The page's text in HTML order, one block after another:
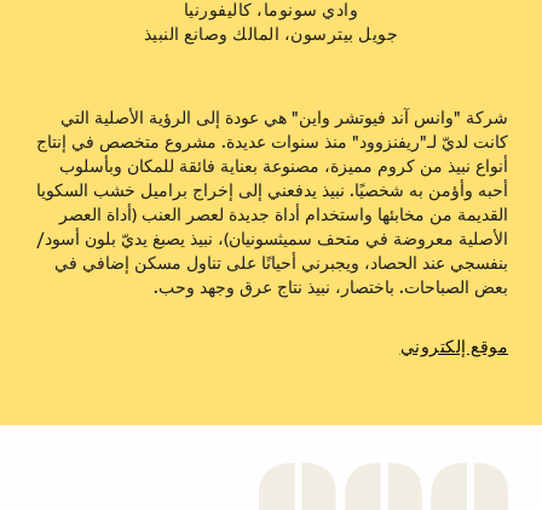
وادي سونوما، كاليفورنيا
جويل بيترسون، المالك وصانع النبيذ
شركة "وانس آند فيوتشر واين" هي عودة إلى الرؤية الأصلية التي
كانت لديّ لـ"ريفنزوود" منذ سنوات عديدة. مشروع متخصص في إنتاج
أنواع نبيذ من كروم مميزة، مصنوعة بعناية فائقة للمكان وبأسلوب
أحبه وأؤمن به شخصيًا. نبيذ يدفعني إلى إخراج براميل خشب السكويا
القديمة من مخابئها واستخدام أداة جديدة لعصر العنب (أداة العصر
الأصلية معروضة في متحف سميثسونيان)، نبيذ يصبغ يديّ بلون أسود/
بنفسجي عند الحصاد، ويجبرني أحيانًا على تناول مسكن إضافي في
بعض الصباحات. باختصار، نبيذ نتاج عرق وجهد وحب.
موقع إلكتروني